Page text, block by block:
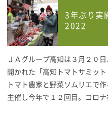
3年ぶり実
2022
ＪＡグループ高知は３月２０
開かれた「高知トマトサミッ
トマト農家と野菜ソムリエで
主催し今年で１２回目。コロ